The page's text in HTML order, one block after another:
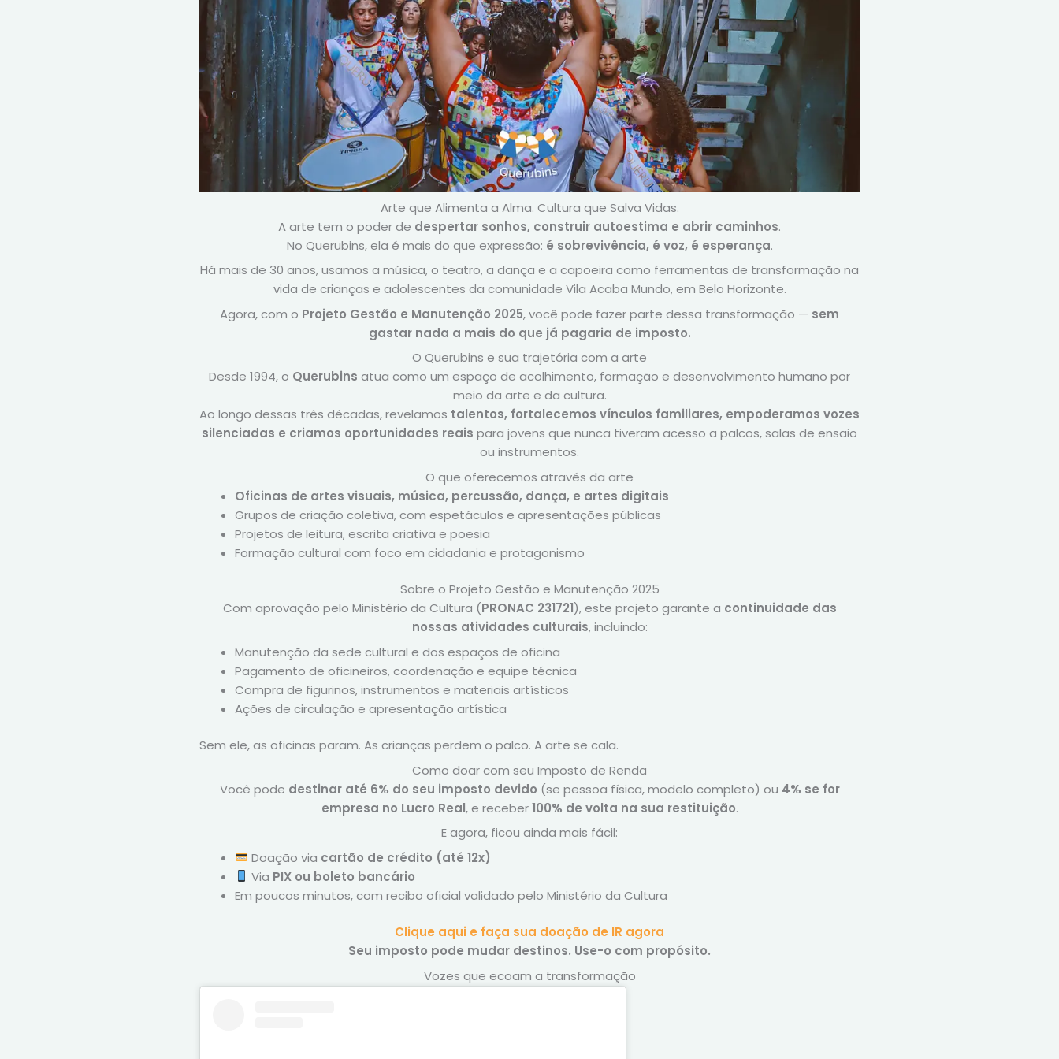
Arte que Alimenta a Alma. Cultura que Salva Vidas.
A arte tem o poder de despertar sonhos, construir autoestima e abrir caminhos.
No Querubins, ela é mais do que expressão: é sobrevivência, é voz, é esperança.
Há mais de 30 anos, usamos a música, o teatro, a dança e a capoeira como ferramentas de transformação na
vida de crianças e adolescentes da comunidade Vila Acaba Mundo, em Belo Horizonte.
Agora, com o Projeto Gestão e Manutenção 2025, você pode fazer parte dessa transformação — sem
gastar nada a mais do que já pagaria de imposto.
O Querubins e sua trajetória com a arte
Desde 1994, o Querubins atua como um espaço de acolhimento, formação e desenvolvimento humano por
meio da arte e da cultura.
Ao longo dessas três décadas, revelamos talentos, fortalecemos vínculos familiares, empoderamos vozes
silenciadas e criamos oportunidades reais para jovens que nunca tiveram acesso a palcos, salas de ensaio
ou instrumentos.
O que oferecemos através da arte
Oficinas de artes visuais, música, percussão, dança, e artes digitais
Grupos de criação coletiva, com espetáculos e apresentações públicas
Projetos de leitura, escrita criativa e poesia
Formação cultural com foco em cidadania e protagonismo
Sobre o Projeto Gestão e Manutenção 2025
Com aprovação pelo Ministério da Cultura (PRONAC 231721), este projeto garante a continuidade das
nossas atividades culturais, incluindo:
Manutenção da sede cultural e dos espaços de oficina
Pagamento de oficineiros, coordenação e equipe técnica
Compra de figurinos, instrumentos e materiais artísticos
Ações de circulação e apresentação artística
Sem ele, as oficinas param. As crianças perdem o palco. A arte se cala.
Como doar com seu Imposto de Renda
Você pode destinar até 6% do seu imposto devido (se pessoa física, modelo completo) ou 4% se for
empresa no Lucro Real, e receber100% de volta na sua restituição.
E agora, ficou ainda mais fácil:
Doação via cartão de crédito (até 12x)
Via PIX ou boleto bancário
Em poucos minutos, com recibo oficial validado pelo Ministério da Cultura
Clique aqui e faça sua doação de IR agora
Seu imposto pode mudar destinos. Use-o com propósito.
Vozes que ecoam a transformação